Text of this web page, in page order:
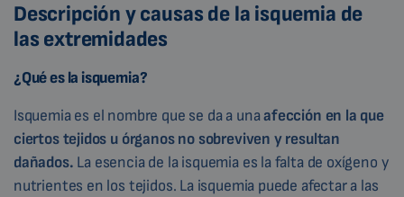
Descripción y causas de la isquemia de
las extremidades
¿Qué es la isquemia?
Isquemia es el nombre que se da a unaafección en la que
ciertos tejidos u órganos no sobreviven y resultan
dañados. La esencia de la isquemia es la falta de oxígeno y
nutrientes en los tejidos. La isquemia puede afectar a las